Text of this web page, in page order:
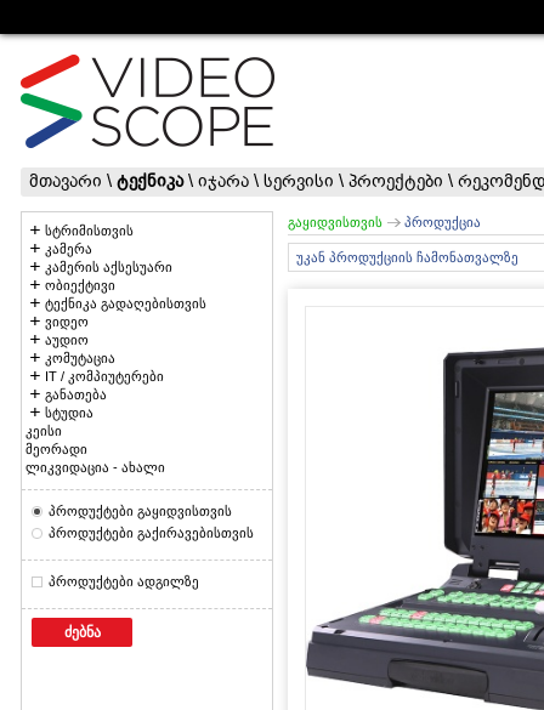
მთავარი \ ტექნიკა\ იჯარა \ სერვისი \ პროექტები \
სტრიმისთვის
კამერა
კამერის აქსესუარი
ობიექტივი
ტექნიკა გადაღებისთვის
ვიდეო
აუდიო
კომუტაცია
IT / კომპიუტერები
განათება
სტუდია
კეისი
მეორადი
ლიკვიდაცია - ახალი
პროდუქტები გაყიდვისთვის
პროდუქტები გაქირავებისთვის
პროდუქტები ადგილზე
ძებნა
გაყიდვისთვის პროდუქცია
უკან პროდუქციის ჩამონათვალზე